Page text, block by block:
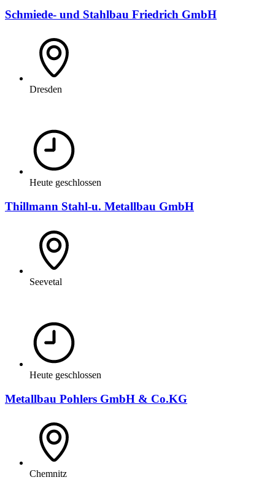
Schmiede- und Stahlbau Friedrich GmbH
Dresden
Heute geschlossen
Thillmann Stahl-u. Metallbau GmbH
Seevetal
Heute geschlossen
Metallbau Pohlers GmbH & Co.KG
Chemnitz